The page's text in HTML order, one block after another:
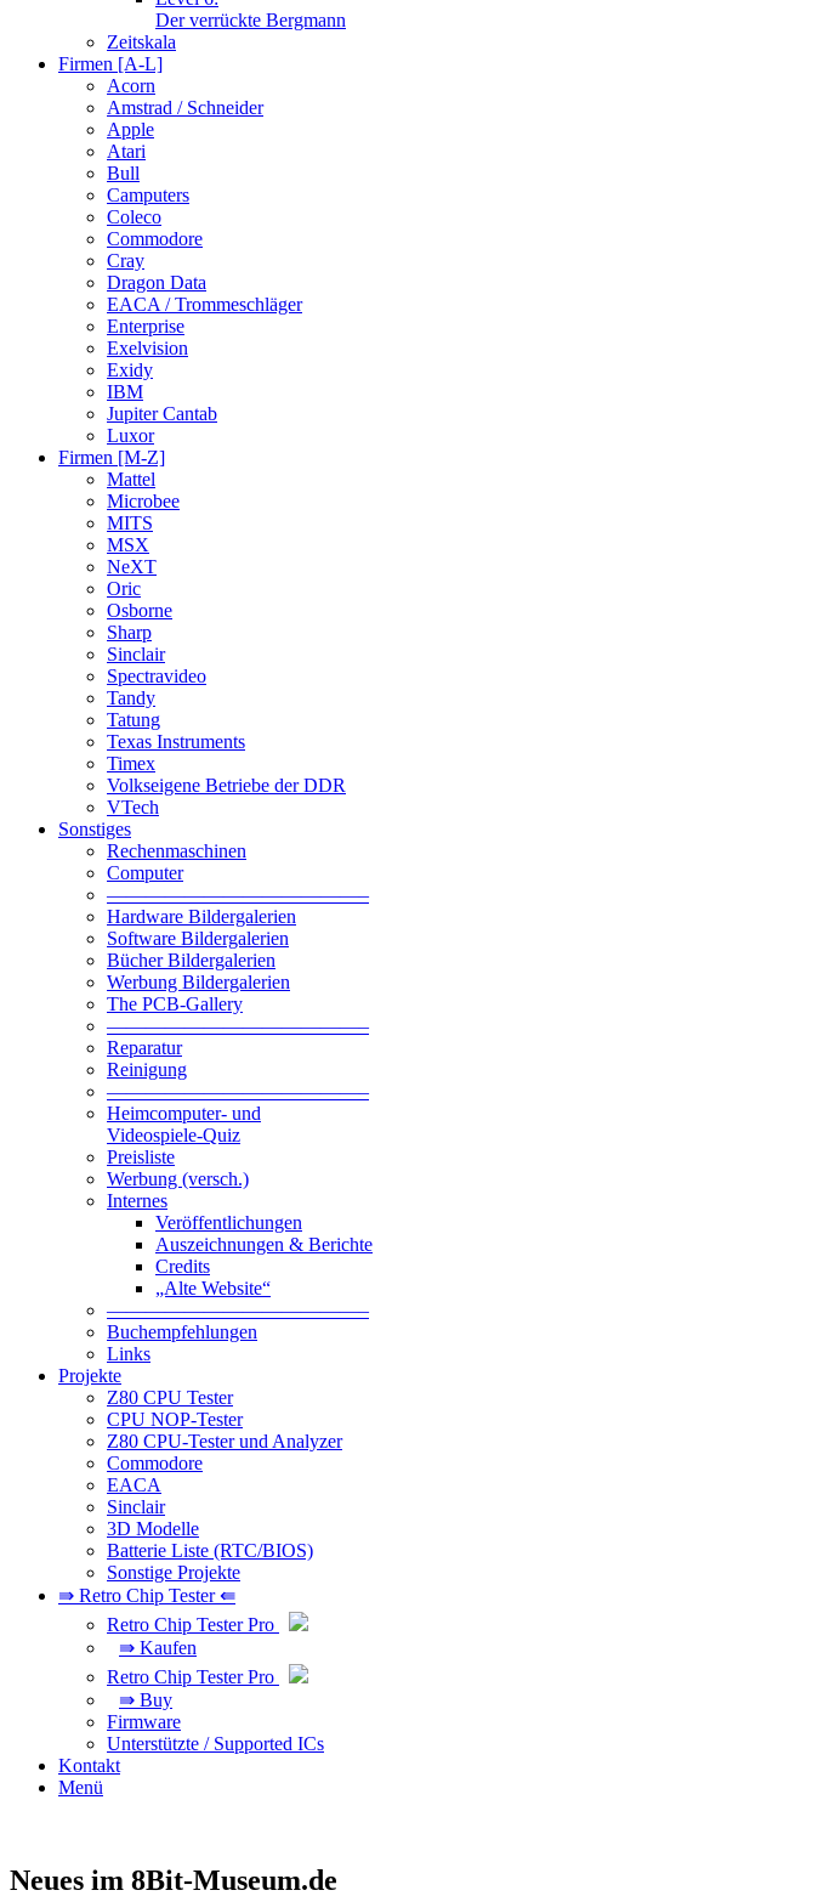
Der verrückte Bergmann
Zeitskala
Firmen [A-L]
Acorn
Amstrad / Schneider
Apple
Atari
Bull
Camputers
Coleco
Commodore
Cray
Dragon Data
EACA / Trommeschläger
Enterprise
Exelvision
Exidy
IBM
Jupiter Cantab
Luxor
Firmen [M-Z]
Mattel
Microbee
MITS
MSX
NeXT
Oric
Osborne
Sharp
Sinclair
Spectravideo
Tandy
Tatung
Texas Instruments
Timex
Volkseigene Betriebe der DDR
VTech
Sonstiges
Rechenmaschinen
Computer
—————————————–
Hardware Bildergalerien
Software Bildergalerien
Bücher Bildergalerien
Werbung Bildergalerien
The PCB-Gallery
—————————————–
Reparatur
Reinigung
—————————————–
Heimcomputer- und
Videospiele-Quiz
Preisliste
Werbung (versch.)
Internes
Veröffentlichungen
Auszeichnungen & Berichte
Credits
„Alte Website“
—————————————–
Buchempfehlungen
Links
Projekte
Z80 CPU Tester
CPU NOP-Tester
Z80 CPU-Tester und Analyzer
Commodore
EACA
Sinclair
3D Modelle
Batterie Liste (RTC/BIOS)
Sonstige Projekte
⇛ Retro Chip Tester ⇚
Retro Chip Tester Pro
⇛ Kaufen
Retro Chip Tester Pro
⇛ Buy
Firmware
Unterstützte / Supported ICs
Kontakt
Menü
Neues im 8Bit-Museum.de